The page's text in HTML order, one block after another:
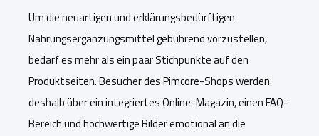
Um die neuartigen und erklärungsbedürftigen
Nahrungsergänzungsmittel gebührend vorzustellen,
bedarf es mehr als ein paar Stichpunkte auf den
Produktseiten. Besucher des Pimcore-Shops werden
deshalb über ein integriertes Online-Magazin, einen FAQ-
Bereich und hochwertige Bilder emotional an die